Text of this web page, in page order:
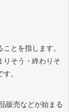
とを指します。
りそう・終わりそ
。
販売などが始まる